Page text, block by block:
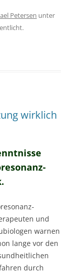
Petersen unter
wirklich
und
warnen
lange vor den
durch